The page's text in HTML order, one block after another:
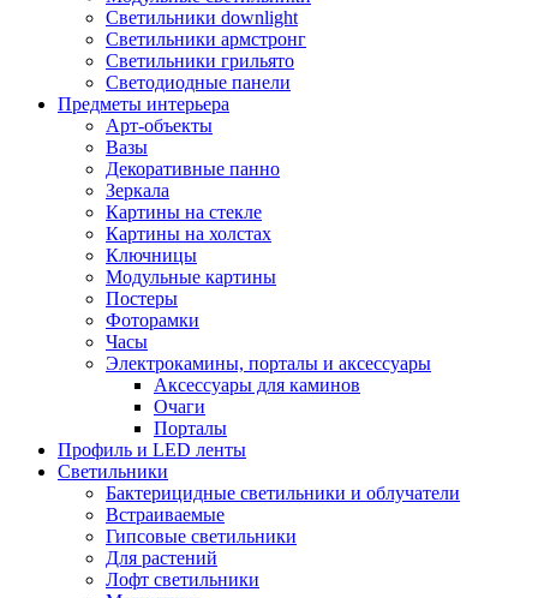
Светильники downlight
Светильники армстронг
Светильники грильято
Светодиодные панели
Предметы интерьера
Арт-объекты
Вазы
Декоративные панно
Зеркала
Картины на стекле
Картины на холстах
Ключницы
Модульные картины
Постеры
Фоторамки
Часы
Электрокамины, порталы и аксессуары
Аксессуары для каминов
Очаги
Порталы
Профиль и LED ленты
Светильники
Бактерицидные светильники и облучатели
Встраиваемые
Гипсовые светильники
Для растений
Лофт светильники